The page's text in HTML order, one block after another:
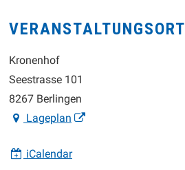
VERANSTALTUNGSORT
Kronenhof
Seestrasse 101
8267 Berlingen
Lageplan
iCalendar